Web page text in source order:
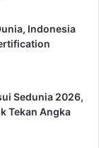
Indonesia
Sedunia 2026,
Tekan Angka